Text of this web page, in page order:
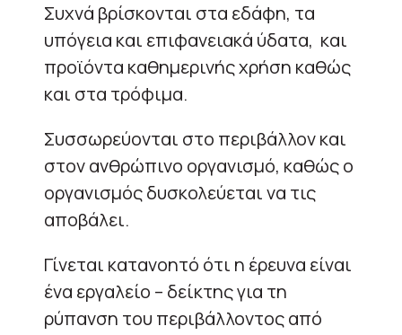
Συχνά βρίσκονται στα εδάφη, τα
υπόγεια και επιφανειακά ύδατα, και
προϊόντα καθημερινής χρήση καθώς
και στα τρόφιμα.
Συσσωρεύονται στο περιβάλλον και
στον ανθρώπινο οργανισμό, καθώς ο
οργανισμός δυσκολεύεται να τις
αποβάλει.
Γίνεται κατανοητό ότι η έρευνα είναι
ένα εργαλείο – δείκτης για τη
ρύπανση του περιβάλλοντος από